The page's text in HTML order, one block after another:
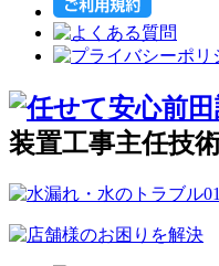
装置工事主任技